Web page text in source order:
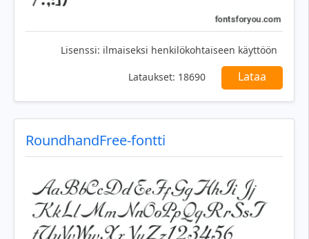
Lisenssi: ilmaiseksi henkilökohtaiseen käyttöön
Lataukset: 18690 Lataa
RoundhandFree-fontti